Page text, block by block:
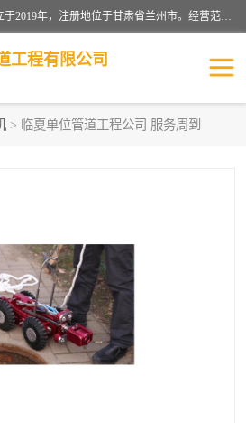
甘肃科探管道工程有限公司成立于2019年，注册地位于甘肃省兰州市。经营范围包括管道安装、清洗、疏通、维修、检测，防水工程，工程钻孔，化粪池清理，暖气安装，给排水管道安装维修，室内外管道如消防、供水、供热管道漏水检测定位，室内外防水堵漏等。
工程有限公司
> 临夏单位管道工程公司 服务周到
排水管道漏水
管道疏通